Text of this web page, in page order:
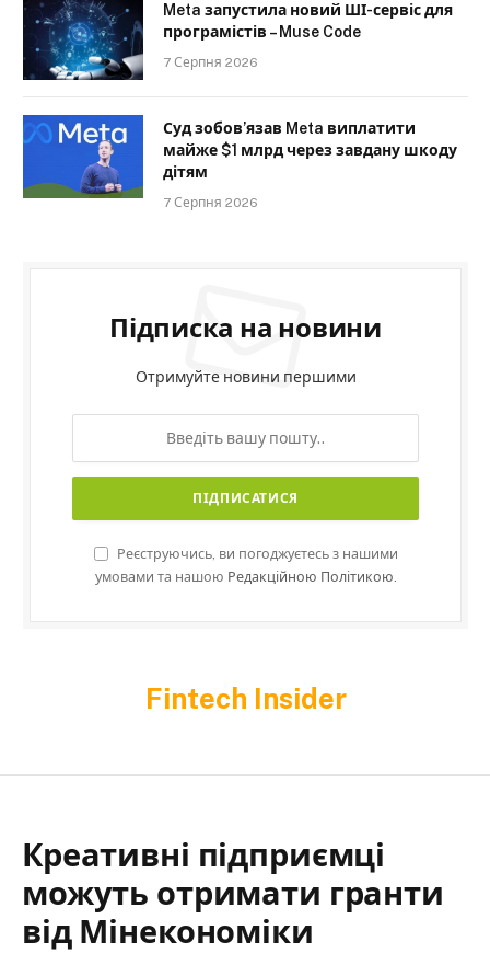
Meta запустила новий ШІ-сервіс для
програмістів – Muse Code
7 Серпня 2026
Суд зобов’язав Meta виплатити
майже $1 млрд через завдану шкоду
дітям
7 Серпня 2026
Підписка на новини
Отримуйте новини першими
Реєструючись, ви погоджуєтесь з нашими
умовами та нашою Редакційною Політикою.
Fintech Insider
Креативні підприємці
можуть отримати гранти
від Мінекономіки